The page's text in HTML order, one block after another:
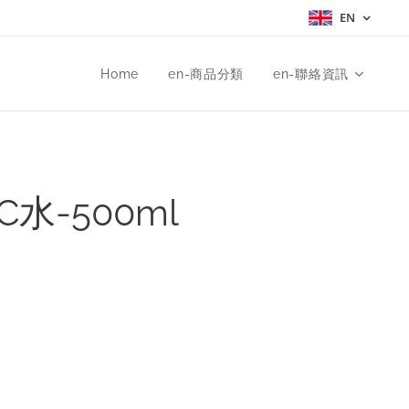
EN
Home en-商品分類 en-聯絡資訊
水-500ml